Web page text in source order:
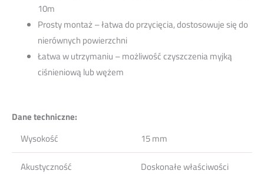
10m
Prosty montaż – łatwa do przycięcia, dostosowuje się do
nierównych powierzchni
Łatwa w utrzymaniu – możliwość czyszczenia myjką
ciśnieniową lub wężem
Dane techniczne:
Wysokość
15 mm
Akustyczność
Doskonałe właściwości